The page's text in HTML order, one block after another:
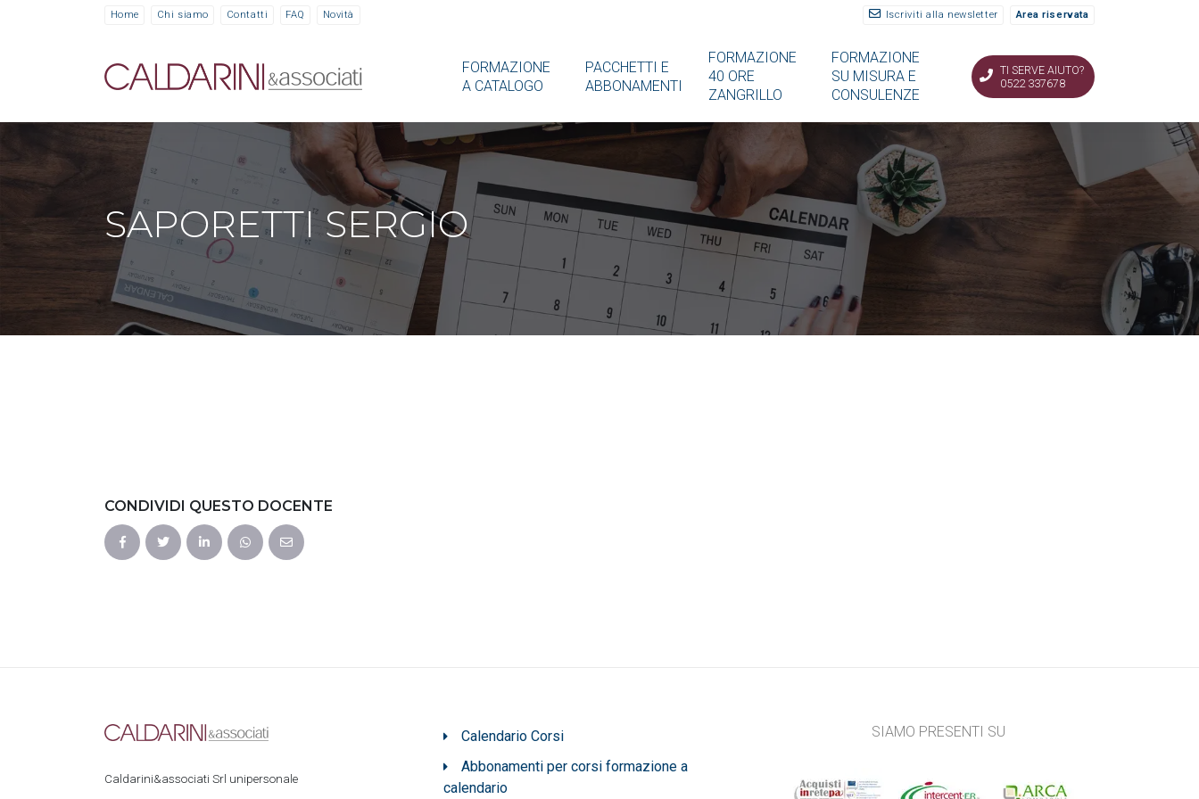
Home Chi siamo Contatti FAQ Novità Iscriviti alla newsletter Area riservata
FORMAZIONE
A CATALOGO
PACCHETTI E
ABBONAMENTI
FORMAZIONE
40 ORE
ZANGRILLO
FORMAZIONE
SU MISURA E
CONSULENZE
TI SERVE AIUTO?
0522 337678
SAPORETTI SERGIO
CONDIVIDI QUESTO DOCENTE
Caldarini&associati Srl unipersonale
Calendario Corsi
Abbonamenti per corsi formazione a
calendario
SIAMO PRESENTI SU